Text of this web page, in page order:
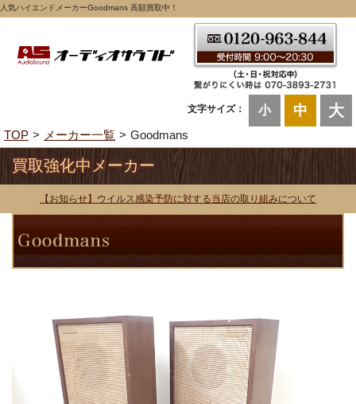
人気ハイエンドメーカーGoodmans 高額買取中！
文字サイズ： 小 中 大
TOP メーカー一覧 Goodmans
買取強化中メーカー
【お知らせ】ウイルス感染予防に対する当店の取り組みについて